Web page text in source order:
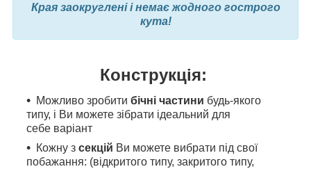
Края заокруглені і немає жодного гострого
кута!
Конструкція:
Можливо зробити бічні частини будь-якого
типу, і Ви можете зібрати ідеальний для
себе варіант
Кожну з секцій Ви можете вибрати під свої
побажання: (відкритого типу, закритого типу,